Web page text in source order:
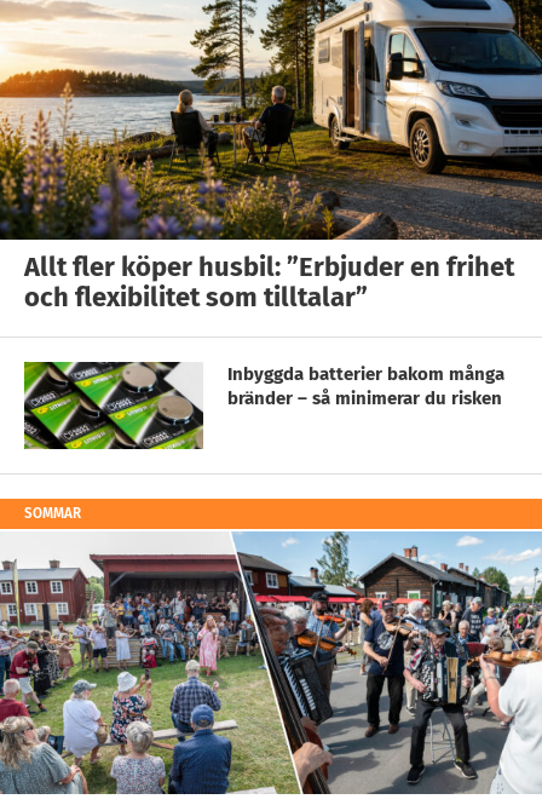
Allt fler köper husbil: ”Erbjuder en frihet
och flexibilitet som tilltalar”
Inbyggda batterier bakom många
bränder – så minimerar du risken
SOMMAR